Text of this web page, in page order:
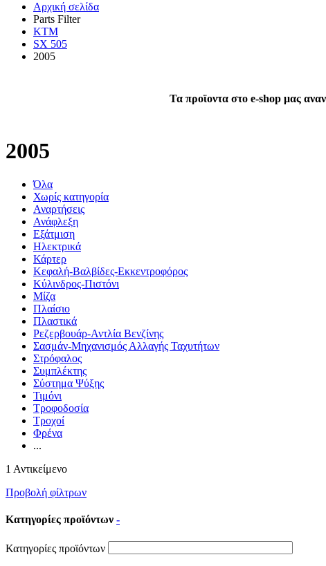
Αρχική σελίδα
Parts Filter
KTM
SX 505
2005
Τα προϊοντα στο e-shop μας
2005
Όλα
Χωρίς κατηγορία
Αναρτήσεις
Ανάφλεξη
Εξάτμιση
Ηλεκτρικά
Κάρτερ
Κεφαλή-Βαλβίδες-Εκκεντροφόρος
Κύλινδρος-Πιστόνι
Μίζα
Πλαίσιο
Πλαστικά
Ρεζερβουάρ-Αντλία Βενζίνης
Σασμάν-Μηχανισμός Αλλαγής Ταχυτήτων
Στρόφαλος
Συμπλέκτης
Σύστημα Ψύξης
Τιμόνι
Τροφοδοσία
Τροχοί
Φρένα
...
1 Αντικείμενο
Προβολή φίλτρων
Κατηγορίες προϊόντων -
Κατηγορίες προϊόντων